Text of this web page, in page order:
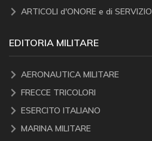
ARTICOLI d'ONORE e di SERVIZIO
EDITORIA MILITARE
AERONAUTICA MILITARE
FRECCE TRICOLORI
ESERCITO ITALIANO
MARINA MILITARE